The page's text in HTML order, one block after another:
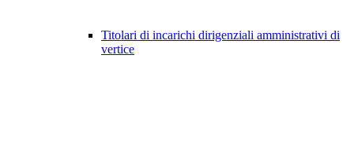
Titolari di incarichi dirigenziali amministrativi di
vertice